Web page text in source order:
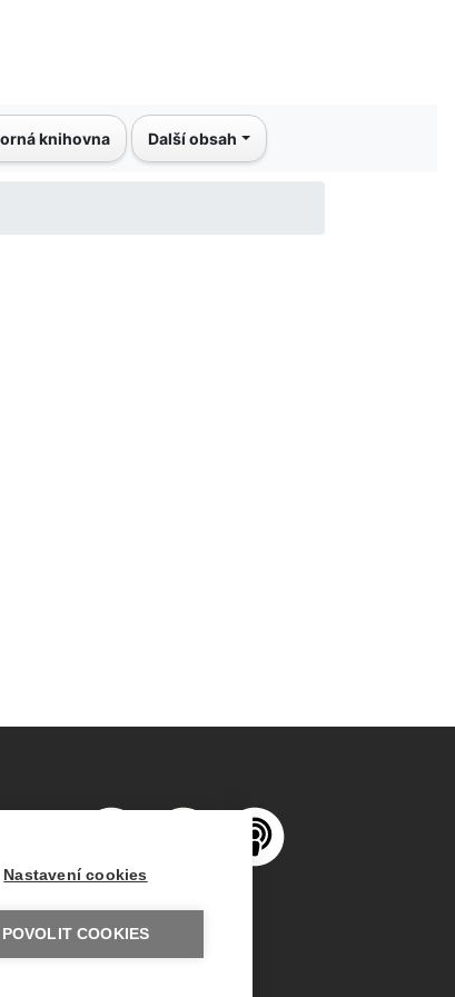
knihovna Další obsah
Nastavení cookies
POVOLIT COOKIES